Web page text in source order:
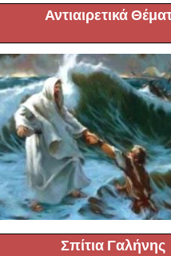
Αντιαιρετικά
Σπίτια Γαλήνης